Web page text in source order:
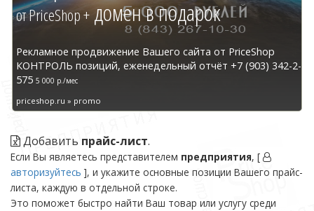
от PriceShop +домен в подарок
Рекламное продвижение Вашего сайта от PriceShop
КОНТРОЛЬ позиций, еженедельный отчёт +7 (903) 342-2-
575 5 000 р./мес
priceshop.ru » promo
Добавить прайс-лист.
Если Вы являетесь представителем предприятия, [
авторизуйтесь ], и укажите основные позиции Вашего прайс-
листа, каждую в отдельной строке.
Это поможет быстро найти Ваш товар или услугу среди